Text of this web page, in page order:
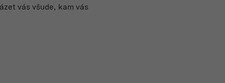
vás všude, kam vás